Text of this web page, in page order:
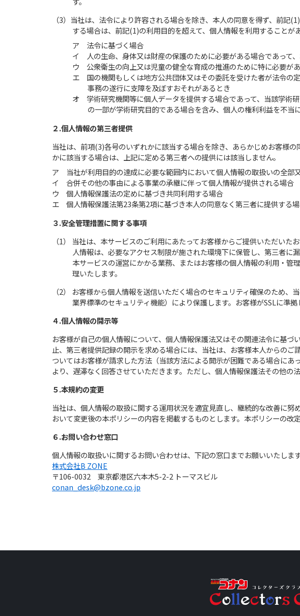
（3）当社は、法令により許容される場合を除き、本人の同意を得ず、前
する場合は、前記(1)の利用目的を超えて、個人情報を利用することがあ
ア 法令に基づく場合
イ 人の生命、身体又は財産の保護のために必要がある場合であって
ウ 公衆衛生の向上又は児童の健全な育成の推進のために特に必要が
エ 国の機関もしくは地方公共団体又はその委託を受けた者が法令の
事務の遂行に支障を及ぼすおそれがあるとき
オ 学術研究機関等に個人データを提供する場合であって、当該学術
の一部が学術研究目的である場合を含み、個人の権利利益を不当
２.個人情報の第三者提供
当社は、前項(3)各号のいずれかに該当する場合を除き、あらかじめお客様
かに該当する場合は、上記に定める第三者への提供には該当しません。
ア 当社が利用目的の達成に必要な範囲内において個人情報の取扱いの全部
イ 合併その他の事由による事業の承継に伴って個人情報が提供される場合
ウ 個人情報保護法の定めに基づき共同利用する場合
エ 個人情報保護法第23条第2項に基づき本人の同意なく第三者に提供する
３.安全管理措置に関する事項
（1） 当社は、本サービスのご利用にあたってお客様からご提供いただい
人情報は、必要なアクセス制限が施された環境下に保管し、第三者に
本サービスの運営にかかる業務、またはお客様の個人情報の利用・
理いたします。
（2） お客様から個人情報を送信いただく場合のセキュリティ確保のため
業界標準のセキュリティ機能）により保護します。お客様がSSLに準
４.個人情報の開示等
お客様が自己の個人情報について、個人情報保護法又はその関連法令に基
止、第三者提供記録の開示を求める場合には、当社は、お客様本人からの
ついてはお客様が請求した方法（当該方法による開示が困難である場合に
より、遅滞なく回答させていただきます。ただし、個人情報保護法その他の
５.本規約の変更
当社は、個人情報の取扱に関する運用状況を適宜見直し、継続的な改善に
おいて変更後の本ポリシーの内容を掲載するものとします。本ポリシーの改
６.お問い合わせ窓口
個人情報の取扱いに関するお問い合わせは、下記の窓口までお願いいたします
株式会社B ZONE
〒106-0032 東京都港区六本木5-2-2 トーマスビル
conan_desk@bzone.co.jp